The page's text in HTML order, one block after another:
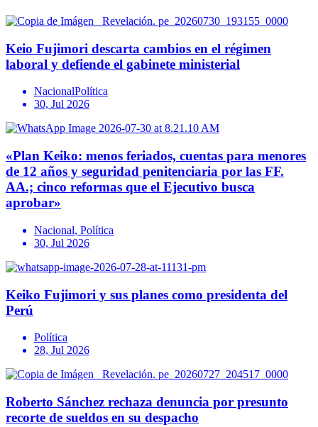
Keio Fujimori descarta cambios en el régimen
laboral y defiende el gabinete ministerial
NacionalPolítica
30, Jul 2026
«Plan Keiko: menos feriados, cuentas para menores
de 12 años y seguridad penitenciaria por las FF.
AA.; cinco reformas que el Ejecutivo busca
aprobar»
Nacional, Política
30, Jul 2026
Keiko Fujimori y sus planes como presidenta del
Perú
Política
28, Jul 2026
Roberto Sánchez rechaza denuncia por presunto
recorte de sueldos en su despacho